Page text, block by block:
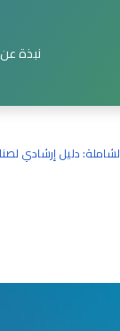
نبذة
دليل إرشادي